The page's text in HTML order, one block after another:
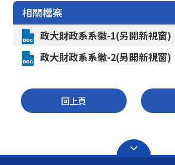
相關檔案
政大財政系系徽-1(另開新視窗)
政大財政系系徽-2(另開新視窗)
回上頁